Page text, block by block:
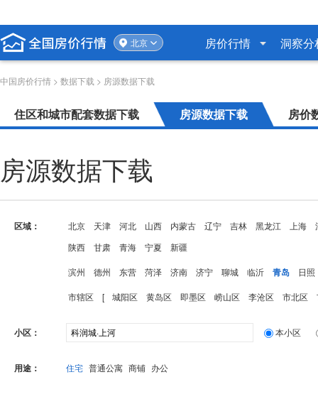
北京 房价行情 洞察分
中国房价行情 > 数据下载 > 房源数据下载
住区和城市配套数据下载 房源数据下载 房价
房源数据下载
区域： 北京 天津 河北 山西 内蒙古 辽宁 吉林 黑龙江 上海
陕西
甘肃 青海 宁夏 新疆
滨州 德州 东营 菏泽 济南 济宁 聊城 临沂 青岛 日照
市辖区 [ 城阳区 黄岛区 即墨区 崂山区 李沧区 市北区
小区： 本小区
用途： 住宅 普通公寓 商铺 办公